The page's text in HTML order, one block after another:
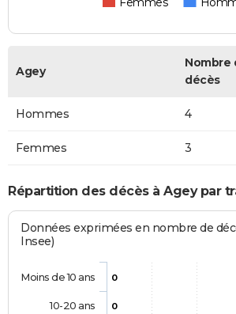
Agey
Nombre
décès
Hommes 4
Femmes 3
Répartition des décès à Agey par
Données exprimées en nombre de
Insee)
0
0
Moins de 10 ans
10-20 ans